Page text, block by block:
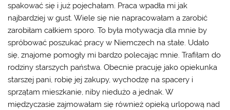
spakować się i już pojechałam. Praca wpadła mi jak
najbardziej w gust. Wiele się nie napracowałam a zarobić
zarobiłam całkiem sporo. To była motywacja dla mnie by
spróbować poszukać pracy w Niemczech na stałe. Udało
się, znajome pomogły mi bardzo polecając mnie. Trafiłam do
rodziny starszych państwa. Obecnie pracuję jako opiekunka
starszej pani, robię jej zakupy, wychodzę na spacery i
sprzątam mieszkanie, niby niedużo a jednak. W
międzyczasie zajmowałam się również opieką urlopową nad